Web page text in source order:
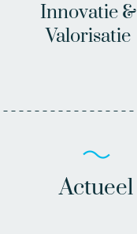
Innovatie &
Valorisatie
Actueel